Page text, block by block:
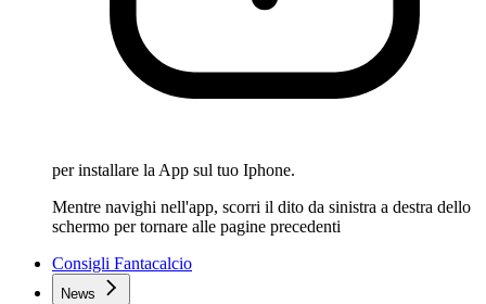
per installare la App sul tuo Iphone.
Mentre navighi nell'app, scorri il dito da sinistra a destra dello
schermo per tornare alle pagine precedenti
Consigli Fantacalcio
News